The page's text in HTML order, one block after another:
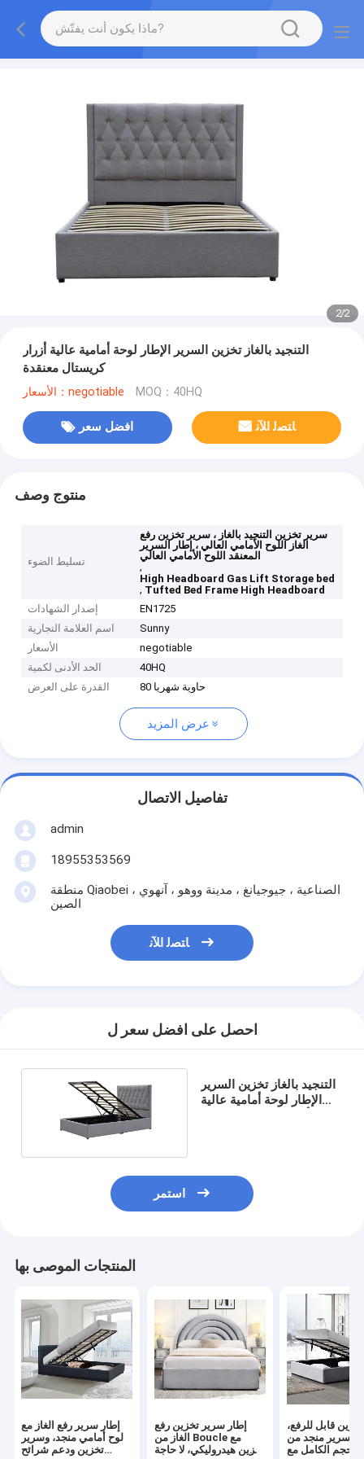
2/2
التنجيد بالغاز تخزين السرير الإطار لوحة أمامية عالية أزرار
كريستال معنقدة
الأسعار：negotiable MOQ：40HQ
افضل سعر ﺎﺘﺼﻟ ﺍﻶﻧ
منتوج وصف
تسليط الضوء
سرير تخزين التنجيد بالغاز ، سرير تخزين رفع
الغاز اللوح الأمامي العالي ، إطار السرير
المعنقد اللوح الأمامي العالي
,
High Headboard Gas Lift Storage bed
, Tufted Bed Frame High Headboard
إصدار الشهادات
EN1725
اسم العلامة التجارية
Sunny
الأسعار
negotiable
الحد الأدنى لكمية
40HQ
القدرة على العرض
80 حاوية شهريا
عرض المزيد
تفاصيل الاتصال
admin
18955353569
منطقة Qiaobei الصناعية ، جيوجيانغ ، مدينة ووهو ، آنهوي ،
الصين
ﺎﺘﺼﻟ ﺍﻶﻧ
احصل على افضل سعر ل
التنجيد بالغاز تخزين السرير
الإطار لوحة أمامية عالية
استمر
المنتجات الموصى بها
إطار سرير رفع الغاز مع
لوح أمامي منجد، وسرير
تخزين ودعم شرائح
إطار سرير تخزين رفع
الغاز من Boucle مع
تخزين هيدروليكي، لا حاجة
قابل للرفع،
سرير منجد من
بالحجم الكامل مع